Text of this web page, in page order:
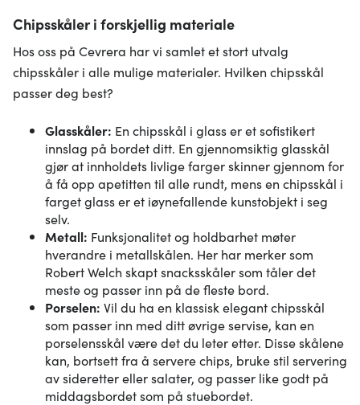
Chipsskåler i forskjellig materiale
Hos oss på Cevrera har vi samlet et stort utvalg
chipsskåler i alle mulige materialer. Hvilken chipsskål
passer deg best?
Glasskåler: En chipsskål i glass er et sofistikert
innslag på bordet ditt. En gjennomsiktig glasskål
gjør at innholdets livlige farger skinner gjennom for
å få opp apetitten til alle rundt, mens en chipsskål i
farget glass er et iøynefallende kunstobjekt i seg
selv.
Metall: Funksjonalitet og holdbarhet møter
hverandre i metallskålen. Her har merker som
Robert Welch skapt snacksskåler som tåler det
meste og passer inn på de fleste bord.
Porselen: Vil du ha en klassisk elegant chipsskål
som passer inn med ditt øvrige servise, kan en
porselensskål være det du leter etter. Disse skålene
kan, bortsett fra å servere chips, bruke stil servering
av sideretter eller salater, og passer like godt på
middagsbordet som på stuebordet.